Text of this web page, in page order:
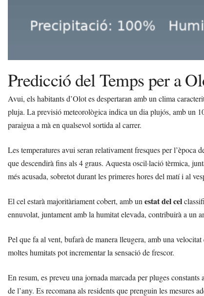
Predicció del Temps per a
Avui, els habitants d’Olot es despertaran amb un clima
pluja. La previsió meteorològica indica un dia plujós, amb un
paraigua a mà en qualsevol sortida al carrer.
Les temperatures avui seran relativament fresques per l’època
que descendirà fins als 4 graus. Aquesta oscil·lació tèrmica,
més acusada, sobretot durant les primeres hores del matí i al
El cel estarà majoritàriament cobert, amb un estat del cel
ennuvolat, juntament amb la humitat elevada, contribuirà a un
Pel que fa al vent, bufarà de manera lleugera, amb una
moltes humitats pot incrementar la sensació de frescor.
En resum, es preveu una jornada marcada per pluges
de l’any. Es recomana als residents que prenguin les mesures